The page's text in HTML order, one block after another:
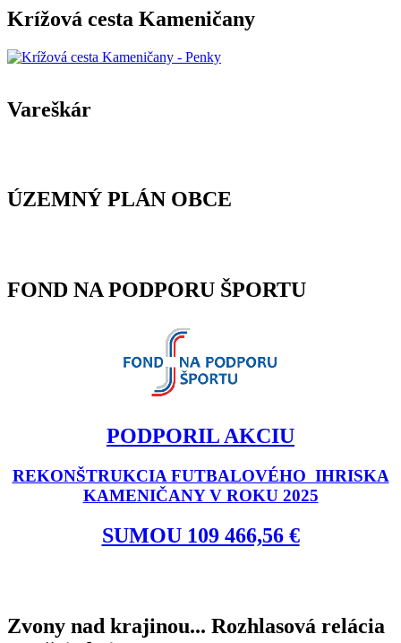
Krížová cesta Kameničany
Vareškár
ÚZEMNÝ PLÁN OBCE
FOND NA PODPORU ŠPORTU
PODPORIL AKCIU
REKONŠTRUKCIA FUTBALOVÉHO IHRISKA
KAMENIČANY V ROKU 2025
SUMOU 109 466,56 €
Zvony nad krajinou... Rozhlasová relácia